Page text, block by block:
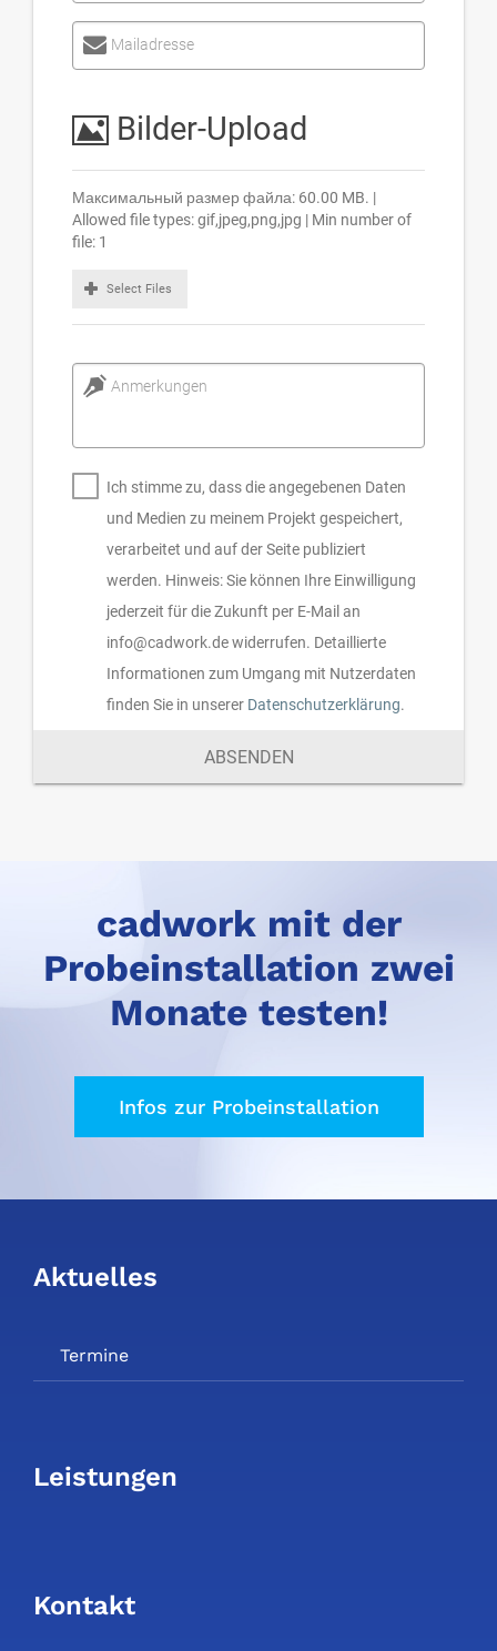
Mailadresse
Bilder-Upload
Максимальный размер файла: 60.00 MB. |
Allowed file types: gif,jpeg,png,jpg | Min number of
file: 1
Select Files
Anmerkungen
Ich stimme zu, dass die angegebenen Daten
und Medien zu meinem Projekt gespeichert,
verarbeitet und auf der Seite publiziert
werden. Hinweis: Sie können Ihre Einwilligung
jederzeit für die Zukunft per E-Mail an
info@cadwork.de widerrufen. Detaillierte
Informationen zum Umgang mit Nutzerdaten
finden Sie in unserer Datenschutzerklärung.
ABSENDEN
cadwork mit der
Probeinstallation zwei
Monate testen!
Infos zur Probeinstallation
Aktuelles
Termine
Leistungen
Kontakt